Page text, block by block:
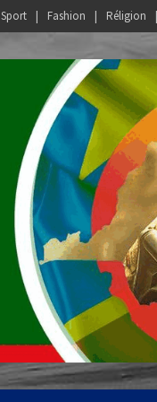
Sport Fashion Réligion